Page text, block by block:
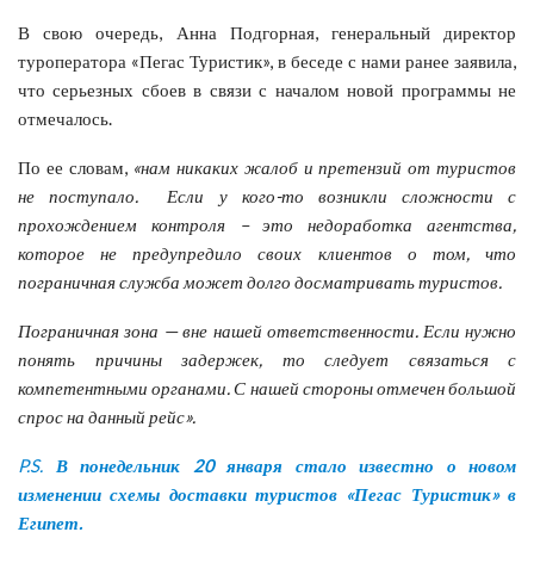
В свою очередь, Анна Подгорная, генеральный директор
туроператора «Пегас Туристик», в беседе с нами ранее заявила,
что серьезных сбоев в связи с началом новой программы не
отмечалось.
По ее словам,«нам никаких жалоб и претензий от туристов
не поступало. Если у кого-то возникли сложности с
прохождением контроля – это недоработка агентства,
которое не предупредило своих клиентов о том, что
пограничная служба может долго досматривать туристов.
Пограничная зона — вне нашей ответственности. Если нужно
понять причины задержек, то следует связаться с
компетентными органами. С нашей стороны отмечен большой
спрос на данный рейс».
P.S. В понедельник 20 января стало известно о новом
изменении схемы доставки туристов «Пегас Туристик» в
Египет.